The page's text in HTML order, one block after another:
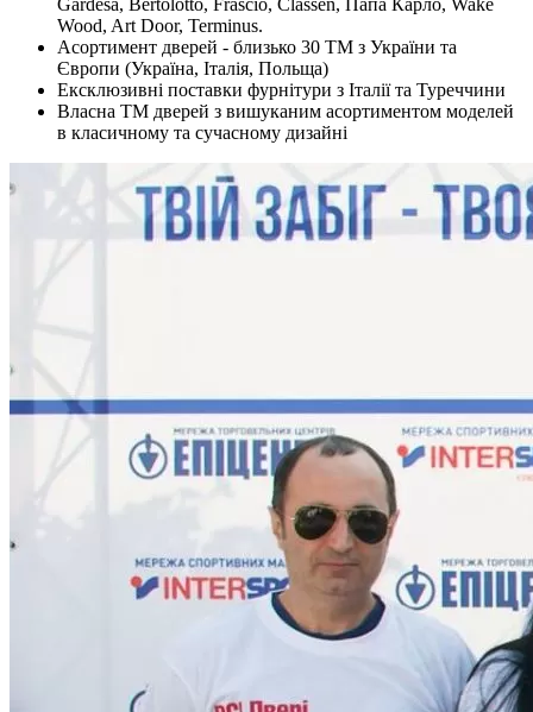
Gardesa, Bertolotto, Frascio, Classen, Папа Карло, Wake
Wood, Art Door, Terminus.
Асортимент дверей - близько 30 ТМ з України та
Європи (Україна, Італія, Польща)
Ексклюзивні поставки фурнітури з Італії та Туреччини
Власна ТМ дверей з вишуканим асортиментом моделей
в класичному та сучасному дизайні